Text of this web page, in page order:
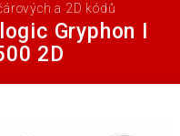
a 2D kódů
Gryphon I
2D